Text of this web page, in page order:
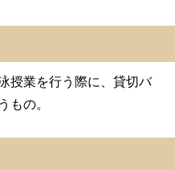
授業を行う際に、貸切バ
もの。